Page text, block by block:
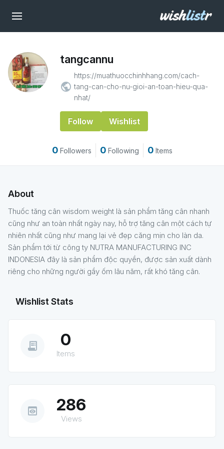
tangcannu
public
https://muathuocchinhhang.com/cach-
tang-can-cho-nu-gioi-an-toan-hieu-qua-
nhat/
Follow Wishlist
0 Followers 0 Following 0 Items
About
Thuốc tăng cân wisdom weight là sản phẩm tăng cân nhanh
cũng như an toàn nhất ngày nay, hỗ trợ tăng cân một cách tự
nhiên nhất cũng như mang lại vẻ đẹp căng mịn cho làn da.
Sản phẩm tới từ công ty NUTRA MANUFACTURING INC
INDONESIA đây là sản phẩm độc quyền, được sản xuất dành
riêng cho những người gầy ốm lâu năm, rất khó tăng cân.
Wishlist Stats
receipt_long 0
Items
preview 286
Views